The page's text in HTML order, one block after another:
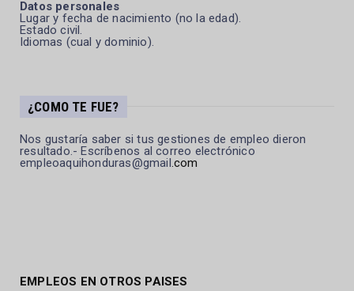
Datos personales
Lugar y fecha de nacimiento (no la edad).
Estado civil.
Idiomas (cual y dominio).
¿COMO TE FUE?
Nos gustaría saber si tus gestiones de empleo dieron
resultado.- Escríbenos al correo electrónico
empleoaquihonduras@gmail.com
EMPLEOS EN OTROS PAISES